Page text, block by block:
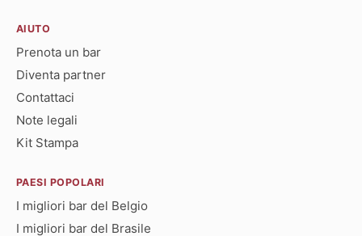
AIUTO
Prenota un bar
Diventa partner
Contattaci
Note legali
Kit Stampa
PAESI POPOLARI
I migliori bar del Belgio
I migliori bar del Brasile